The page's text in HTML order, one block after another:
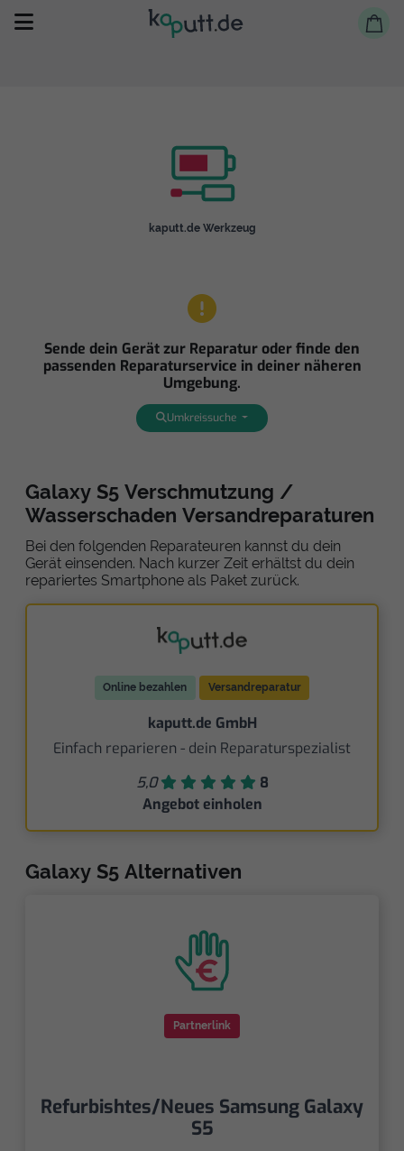
Selbst reparieren
kaputt.de Werkzeug
Sende dein Gerät zur Reparatur oder finde den
passenden Reparaturservice in deiner näheren
Umgebung.
Umkreissuche
Galaxy S5 Verschmutzung /
Wasserschaden Versandreparaturen
Bei den folgenden Reparateuren kannst du dein
Gerät einsenden. Nach kurzer Zeit erhältst du dein
repariertes Smartphone als Paket zurück.
Online bezahlen Versandreparatur
kaputt.de GmbH
Einfach reparieren - dein Reparaturspezialist
5,0
8
Angebot einholen
Galaxy S5 Alternativen
Partnerlink
Refurbishtes/Neues Samsung Galaxy
S5